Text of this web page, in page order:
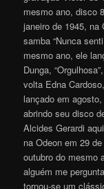
mesmo ano, disco
janeiro de 1945, na
samba “Nunca
mesmo ano, ele
Dunga,
volta Edna
lançado em
abrindo seu disco
Alcides Gerardi
na Odeon em 29
outubro do mesmo
alguém me
tornou-se um